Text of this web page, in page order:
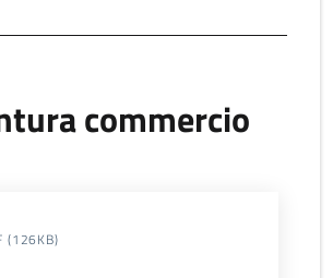
commercio
(126KB)